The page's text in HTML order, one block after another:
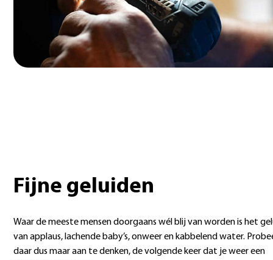
Fijne geluiden
Waar de meeste mensen doorgaans wél blij van worden is het
van applaus, lachende baby’s, onweer en kabbelend water.
daar dus maar aan te denken, de volgende keer dat je weer een